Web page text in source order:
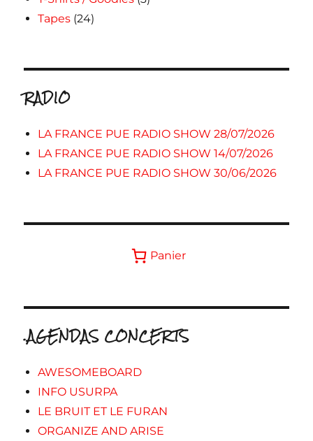
Tapes (24)
RADIO
LA FRANCE PUE RADIO SHOW 28/07/2026
LA FRANCE PUE RADIO SHOW 14/07/2026
LA FRANCE PUE RADIO SHOW 30/06/2026
Panier
.AGENDAS CONCERTS
AWESOMEBOARD
INFO USURPA
LE BRUIT ET LE FURAN
ORGANIZE AND ARISE